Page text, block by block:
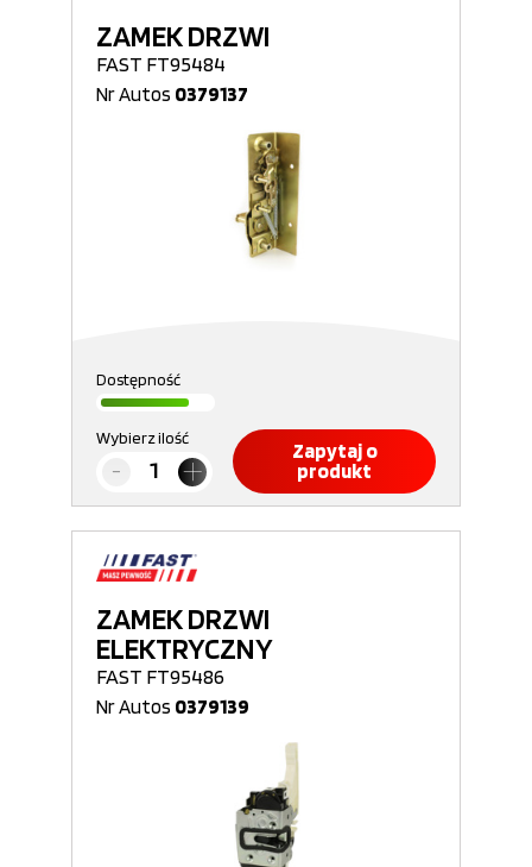
ZAMEK DRZWI
FAST FT95484
Nr Autos 0379137
Dostępność
Wybierz ilość
Zapytaj o
produkt
ZAMEK DRZWI
ELEKTRYCZNY
FAST FT95486
Nr Autos 0379139